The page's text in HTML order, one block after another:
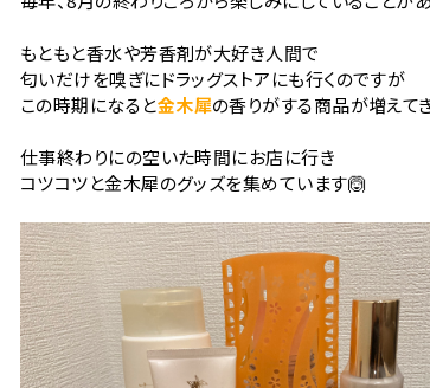
もともと香水や芳香剤が大好き人間で
匂いだけを嗅ぎにドラッグストアにも行くのですが
この時期になると金木犀の香りがする商品が増えて
仕事終わりにの空いた時間にお店に行き
コツコツと金木犀のグッズを集めています🙆